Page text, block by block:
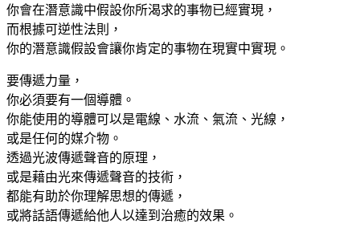
你會在潛意識中假設你所渴求的事物已經實現，
而根據可逆性法則，
你的潛意識假設會讓你肯定的事物在現實中實現。
要傳遞力量，
你必須要有一個導體。
你能使用的導體可以是電線、水流、氣流、光線，
或是任何的媒介物。
透過光波傳遞聲音的原理，
或是藉由光來傳遞聲音的技術，
都能有助於你理解思想的傳遞，
或將話語傳遞給他人以達到治癒的效果。